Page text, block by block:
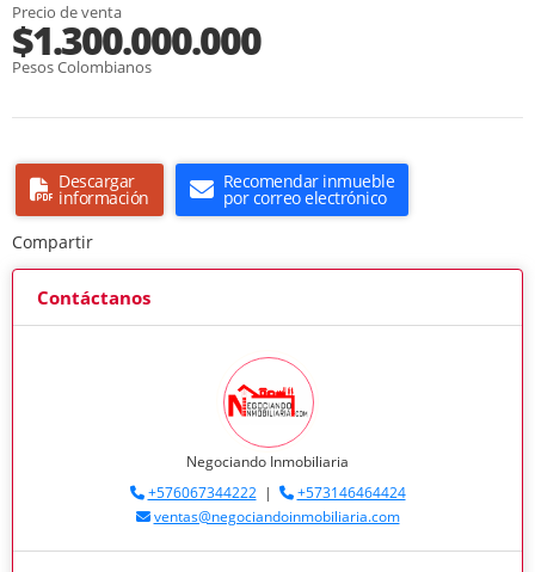
Precio de venta
$1.300.000.000
Pesos Colombianos
Descargar
información
Recomendar inmueble
por correo electrónico
Compartir
Contáctanos
Negociando Inmobiliaria
+576067344222|
+573146464424
ventas@negociandoinmobiliaria.com